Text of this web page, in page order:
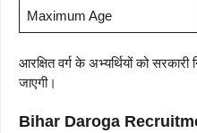
Maximum Age
आरक्षित वर्ग के अभ्यर्थियों को
जाएगी।
Bihar Daroga